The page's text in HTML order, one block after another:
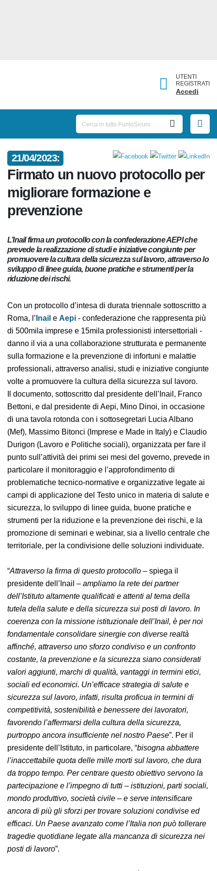
UTENTI
REGISTRATI
Accedi
21/04/2023:
Firmato un nuovo protocollo
per migliorare formazione e
prevenzione
L’Inail firma un protocollo con la confederazione AEPI che
prevede la realizzazione di studi e iniziative congiunte per
promuovere la cultura della sicurezza sul lavoro, attraverso
lo sviluppo di linee guida, buone pratiche e strumenti per la
riduzione dei rischi.
Con un protocollo d’intesa di durata triennale
sottoscritto a Roma, l’InaileAepi- confederazione che
rappresenta più di 500mila imprese e 15mila
professionisti intersettoriali - danno il via a una
collaborazione strutturata e permanente sulla
formazione e la prevenzione di infortuni e malattie
professionali, attraverso analisi, studi e iniziative
congiunte volte a promuovere la cultura della sicurezza
sul lavoro.
Il documento, sottoscritto dal presidente dell’Inail,
Franco Bettoni, e dal presidente di Aepi, Mino Dinoi, in
occasione di una tavola rotonda con i sottosegretari
Lucia Albano (Mef), Massimo Bitonci (Imprese e Made in
Italy) e Claudio Durigon (Lavoro e Politiche sociali),
organizzata per fare il punto sull’attività dei primi sei
mesi del governo, prevede in particolare il
monitoraggio e l’approfondimento di problematiche
tecnico-normative e organizzative legate ai campi di
applicazione del Testo unico in materia di salute e
sicurezza, lo sviluppo di linee guida, buone pratiche e
la promozione di seminari e webinar, sia a livello
centrale che territoriale, per la condivisione delle
soluzioni individuate.
“Attraverso la firma di questo protocollo– spiega il
presidente dell’Inail –ampliamo la rete dei partner
dell’Istituto altamente qualificati e attenti al tema della
tutela della salute e della sicurezza sui posti di lavoro.
In coerenza con la missione istituzionale dell’Inail, è per
noi fondamentale consolidare sinergie con diverse
realtà affinché, attraverso uno sforzo condiviso e un
confronto costante, la prevenzione e la sicurezza siano
considerati valori aggiunti, marchi di qualità, vantaggi
in termini etici, sociali ed economici. Un’efficace
strategia di salute e sicurezza sul lavoro, infatti, risulta
proficua in termini di competitività, sostenibilità e
benessere dei lavoratori, favorendo l’affermarsi della
cultura della sicurezza, purtroppo ancora insufficiente
nel nostro Paese ”. Per il presidente dell’Istituto, in
particolare, “bisogna abbattere l’inaccettabile quota
delle mille morti sul lavoro, che dura da troppo tempo.
Per centrare questo obiettivo servono la
partecipazione e l’impegno di tutti – istituzioni, parti